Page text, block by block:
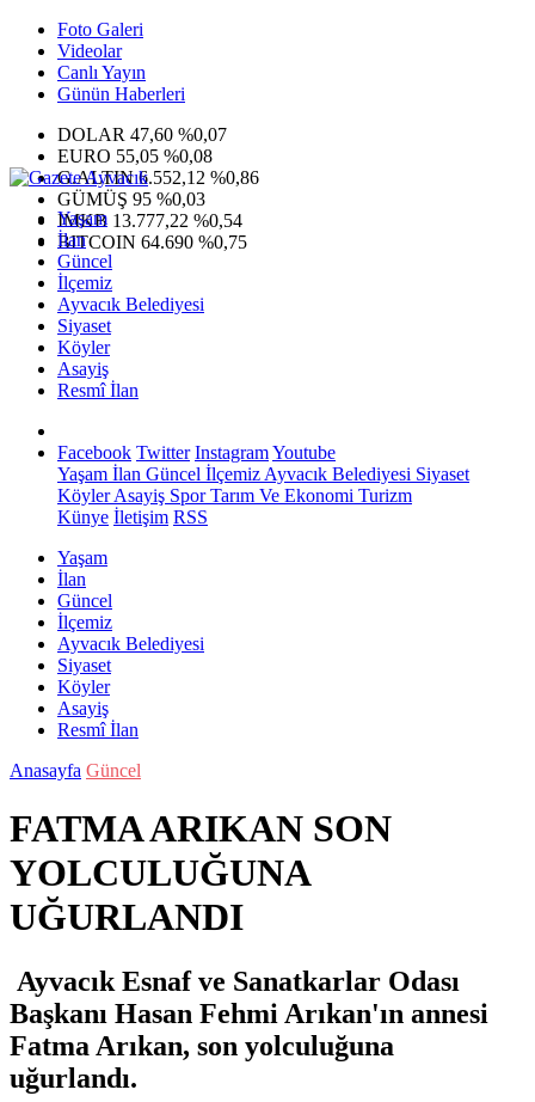
Foto Galeri
Videolar
Canlı Yayın
Günün Haberleri
DOLAR 47,60 %0,07
EURO 55,05 %0,08
G.ALTIN6.552,12 %0,86
GÜMÜŞ 95 %0,03
IMKB 13.777,22 %0,54
BITCOIN 64.690 %0,75
Yaşam
İlan
Güncel
İlçemiz
Ayvacık Belediyesi
Siyaset
Köyler
Asayiş
Resmî İlan
Facebook Twitter InstagramYoutube
Yaşam İlan Güncel İlçemiz Ayvacık Belediyesi Siyaset
KöylerAsayiş SporTarım Ve Ekonomi Turizm
Künye İletişim RSS
Yaşam
İlan
Güncel
İlçemiz
Ayvacık Belediyesi
Siyaset
Köyler
Asayiş
Resmî İlan
Anasayfa Güncel
FATMA ARIKAN SON
YOLCULUĞUNA
UĞURLANDI
Ayvacık Esnaf ve Sanatkarlar Odası
Başkanı Hasan Fehmi Arıkan'ın annesi
Fatma Arıkan, son yolculuğuna
uğurlandı.